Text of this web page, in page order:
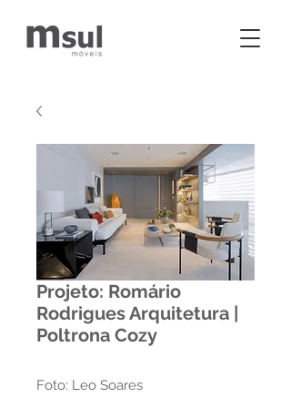
Projeto: Romário
Rodrigues Arquitetura |
Poltrona Cozy
Foto: Leo Soares